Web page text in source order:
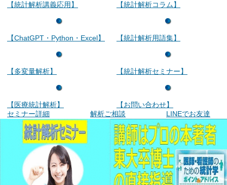
【統計解析講義応用】
【ChatGPT・Python・Excel】
【多変量解析】
【医療統計解析】
【統計解析コラム】
【統計解析用語集】
【統計解析セミナー】
【お問い合わせ】
セミナー詳細
解析ご相談 LINEでお友達